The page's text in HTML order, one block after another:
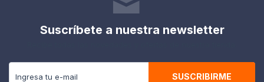
Suscríbete a nuestra newsletter
SUSCRIBIRME